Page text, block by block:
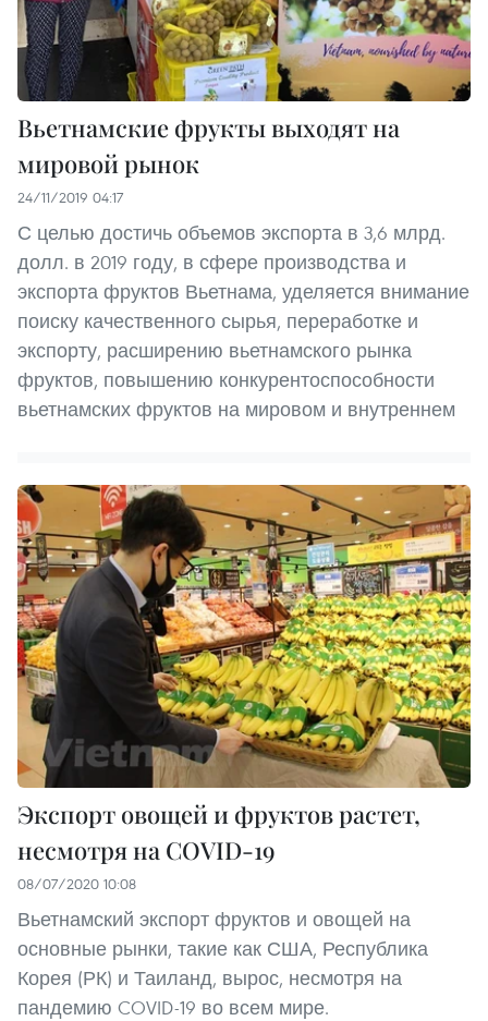
Вьетнамские фрукты выходят на
мировой рынок
24/11/2019 04:17
С целью достичь объемов экспорта в 3,6 млрд.
долл. в 2019 году, в сфере производства и
экспорта фруктов Вьетнама, уделяется внимание
поиску качественного сырья, переработке и
экспорту, расширению вьетнамского рынка
фруктов, повышению конкурентоспособности
вьетнамских фруктов на мировом и внутреннем
Экспорт овощей и фруктов растет,
несмотря на COVID-19
08/07/2020 10:08
Вьетнамский экспорт фруктов и овощей на
основные рынки, такие как США, Республика
Корея (РК) и Таиланд, вырос, несмотря на
пандемию COVID-19 во всем мире.